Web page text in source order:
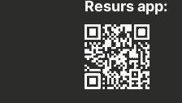
Resurs app: